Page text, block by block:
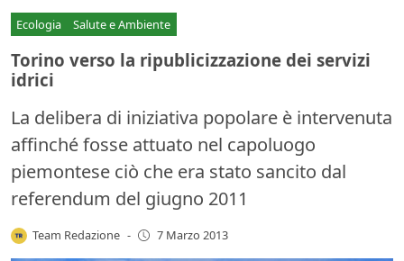
Ecologia Salute e Ambiente
Torino verso la ripublicizzazione dei servizi
idrici
La delibera di iniziativa popolare è intervenuta
affinché fosse attuato nel capoluogo
piemontese ciò che era stato sancito dal
referendum del giugno 2011
Team Redazione - 7 Marzo 2013